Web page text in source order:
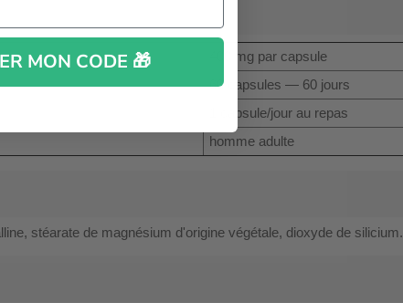
400 mg par capsule
60 capsules — 60 jours
1 capsule/jour au repas
homme adulte
stéarate de magnésium d'origine végétale, dioxyde de silicium.
MON CODE 🎁